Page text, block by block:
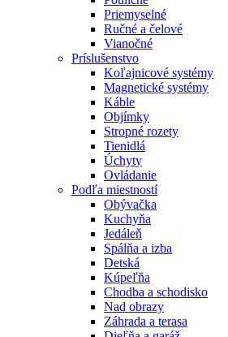
Priemyselné
Ručné a čelové
Vianočné
Príslušenstvo
Koľajnicové systémy
Magnetické systémy
Káble
Objímky
Stropné rozety
Tienidlá
Úchyty
Ovládanie
Podľa miestností
Obývačka
Kuchyňa
Jedáleň
Spálňa a izba
Detská
Kúpeľňa
Chodba a schodisko
Nad obrazy
Záhrada a terasa